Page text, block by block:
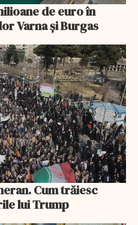
de euro în
Varna și Burgas
Cum trăiesc
lui Trump